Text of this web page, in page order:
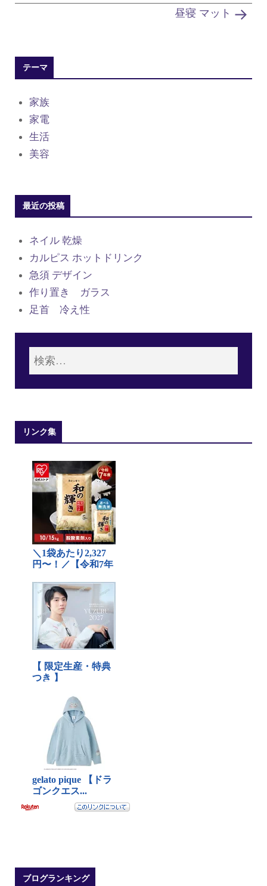
昼寝 マット
テーマ
家族
家電
生活
美容
最近の投稿
ネイル 乾燥
カルピス ホットドリンク
急須 デザイン
作り置き ガラス
足首 冷え性
リンク集
ブログランキング